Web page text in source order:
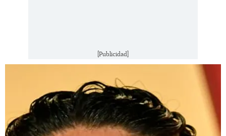
[Publicidad]